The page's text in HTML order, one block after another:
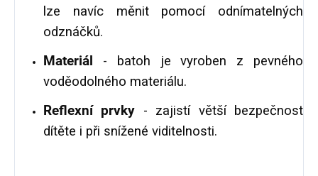
lze navíc měnit pomocí odnímatelných
odznáčků.
Materiál - batoh je vyroben z pevného
voděodolného materiálu.
Reflexní prvky - zajistí větší bezpečnost
dítěte i při snížené viditelnosti.